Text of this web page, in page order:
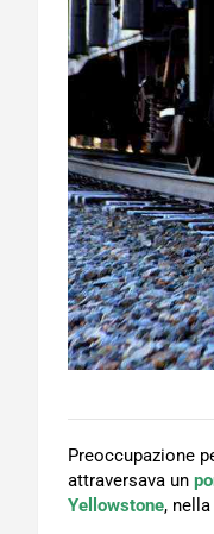
Preoccupazione
attraversava un
Yellowstone, nella